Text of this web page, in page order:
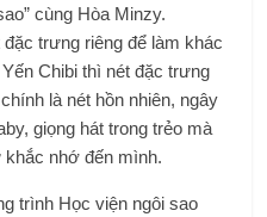
cùng Hòa Minzy.
trưng riêng để làm khác
Chibi thì nét đặc trưng
là nét hồn nhiên, ngây
giọng hát trong trẻo mà
khắc nhớ đến mình.
trình Học viện ngôi sao